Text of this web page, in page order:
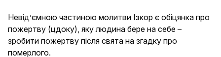
Невід’ємною частиною молитви Ізкор є обіцянка про
пожертву (цдоку), яку людина бере на себе –
зробити пожертву після свята на згадку про
померлого.